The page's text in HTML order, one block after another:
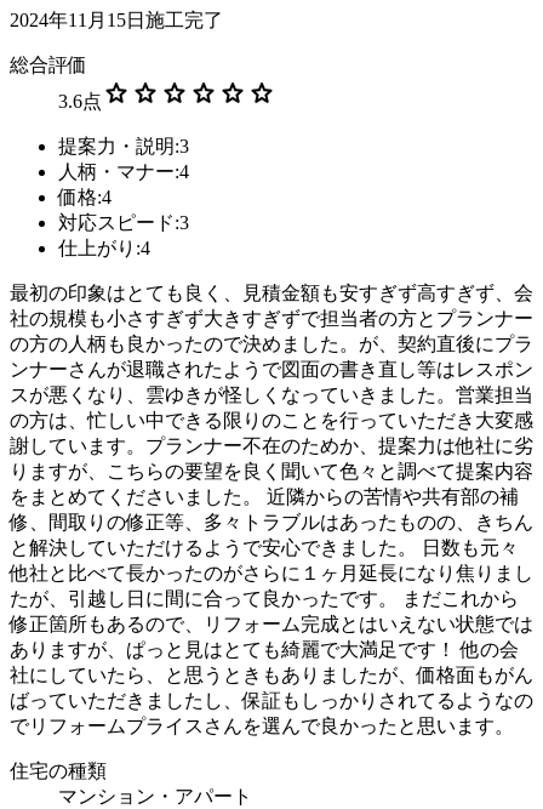
2024年11月15日施工完了
総合評価
3.6点 star star star star star star
提案力・説明:3
人柄・マナー:4
価格:4
対応スピード:3
仕上がり:4
最初の印象はとても良く、見積金額も安すぎず高すぎず、会
社の規模も小さすぎず大きすぎずで担当者の方とプランナー
の方の人柄も良かったので決めました。が、契約直後にプラ
ンナーさんが退職されたようで図面の書き直し等はレスポン
スが悪くなり、雲ゆきが怪しくなっていきました。営業担当
の方は、忙しい中できる限りのことを行っていただき大変感
謝しています。プランナー不在のためか、提案力は他社に劣
りますが、こちらの要望を良く聞いて色々と調べて提案内容
をまとめてくださいました。 近隣からの苦情や共有部の補
修、間取りの修正等、多々トラブルはあったものの、きちん
と解決していただけるようで安心できました。 日数も元々
他社と比べて長かったのがさらに１ヶ月延長になり焦りまし
たが、引越し日に間に合って良かったです。 まだこれから
修正箇所もあるので、リフォーム完成とはいえない状態では
ありますが、ぱっと見はとても綺麗で大満足です！ 他の会
社にしていたら、と思うときもありましたが、価格面もがん
ばっていただきましたし、保証もしっかりされてるようなの
でリフォームプライスさんを選んで良かったと思います。
住宅の種類
マンション・アパート